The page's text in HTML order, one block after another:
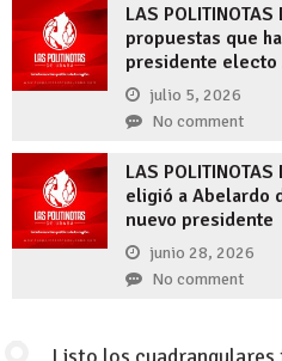
LAS
propuestas que
presidente
julio 5, 2026
No comment
LAS
eligió a Abelardo
nuevo presidente
junio 28, 2026
No comment